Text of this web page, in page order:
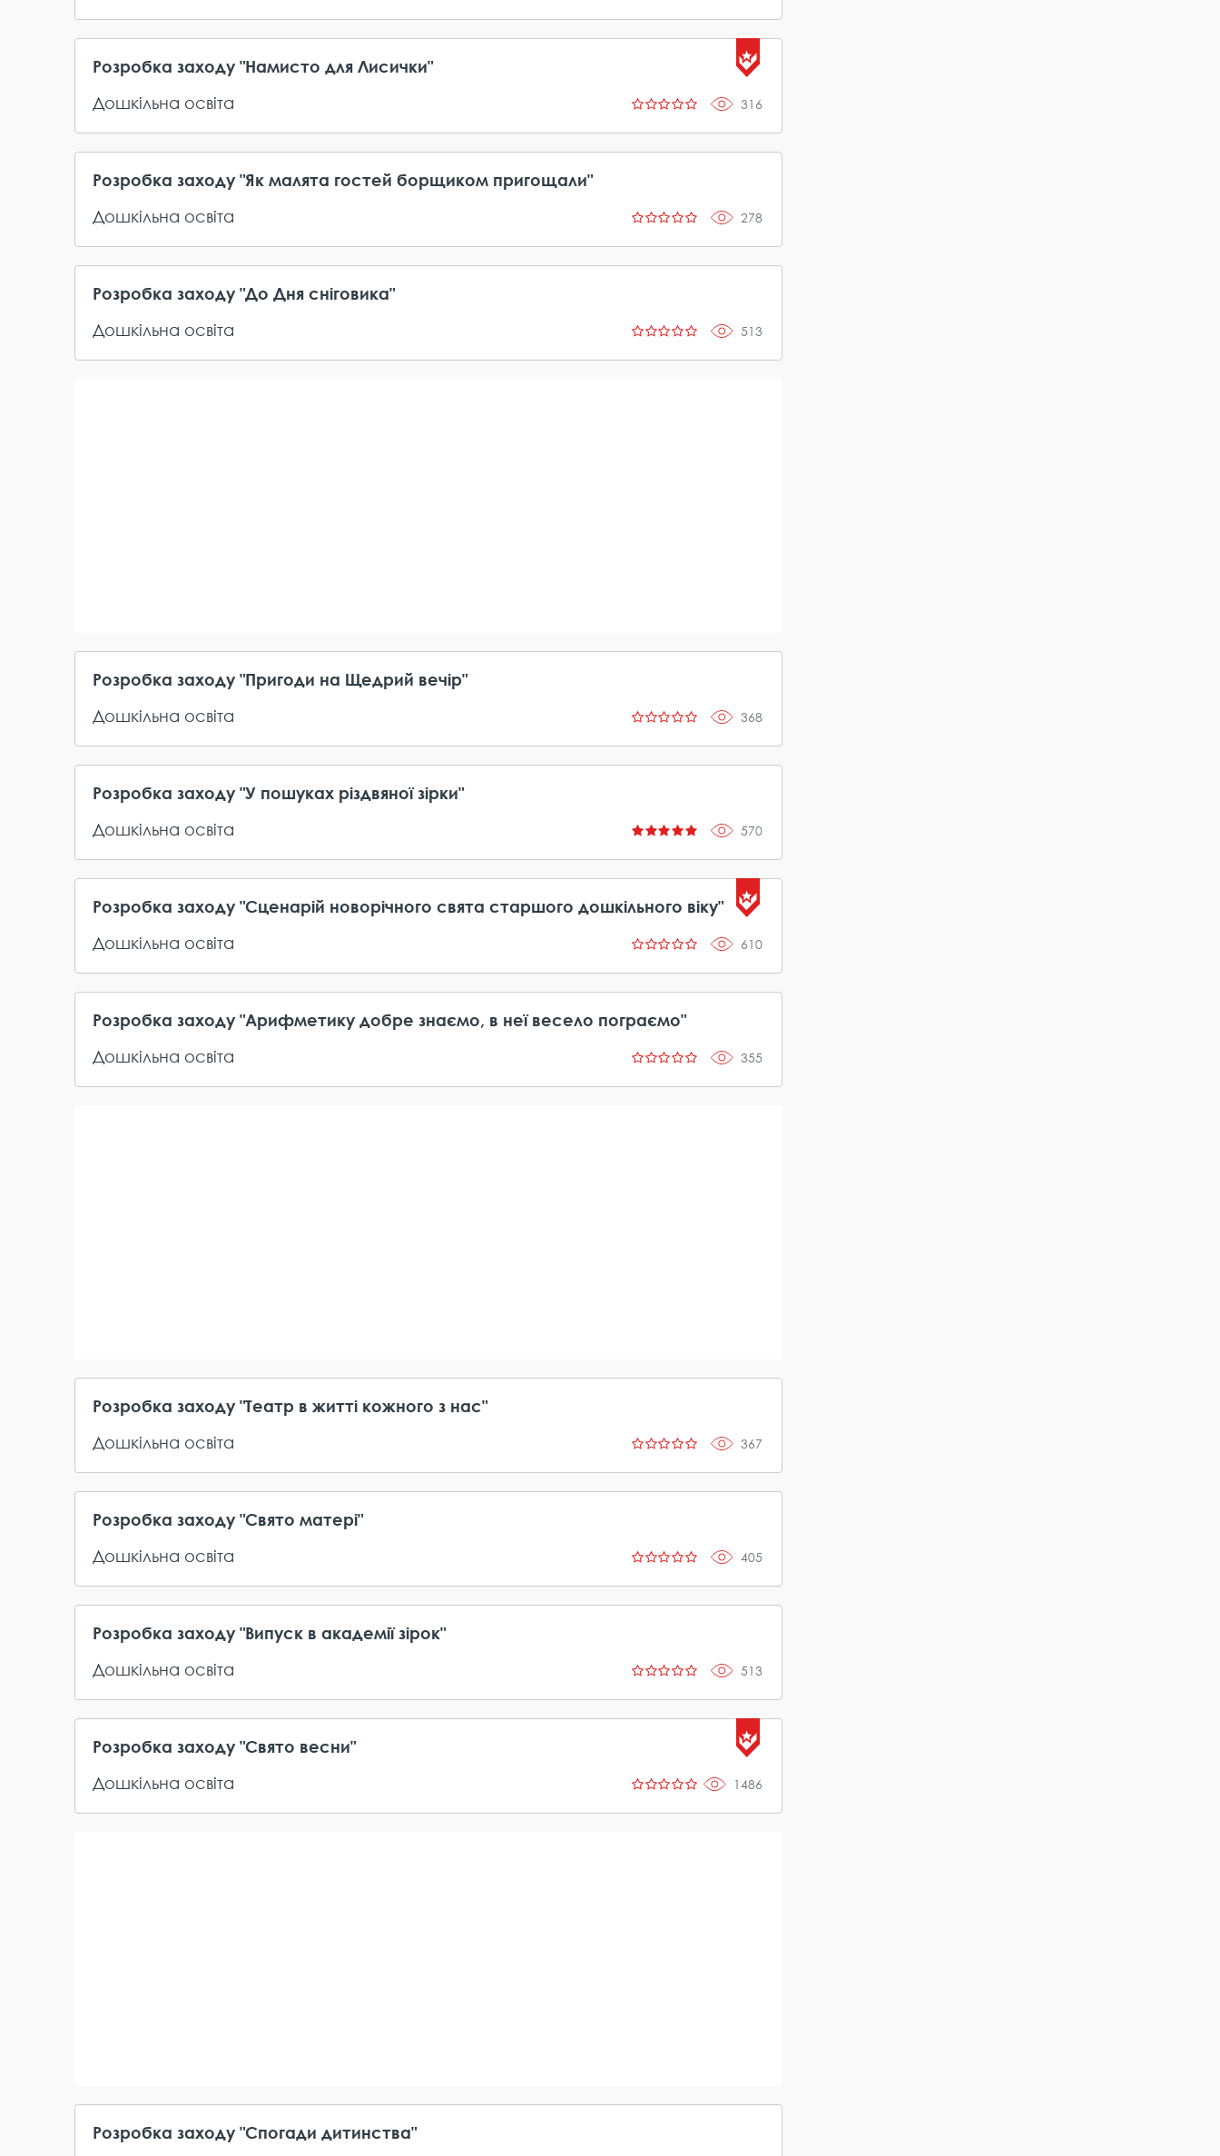
Розробка заходу "Намисто для Лисички"
Дошкільна освіта
316
Розробка заходу "Як малята гостей борщиком пригощали"
Дошкільна освіта
278
Розробка заходу "До Дня сніговика"
Дошкільна освіта
513
Розробка заходу "Пригоди на Щедрий вечір"
Дошкільна освіта
368
Розробка заходу "У пошуках різдвяної зірки"
Дошкільна освіта
570
Розробка заходу "Сценарій новорічного свята старшого дошкільного віку"
Дошкільна освіта
610
Розробка заходу "Арифметику добре знаємо, в неї весело пограємо"
Дошкільна освіта
355
Розробка заходу "Театр в житті кожного з нас"
Дошкільна освіта
367
Розробка заходу "Свято матері"
Дошкільна освіта
405
Розробка заходу "Випуск в академії зірок"
Дошкільна освіта
513
Розробка заходу "Свято весни"
Дошкільна освіта
1486
Розробка заходу "Спогади дитинства"